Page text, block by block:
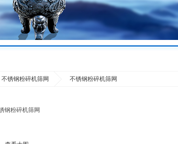
不锈钢粉碎机筛网 不锈钢粉碎机筛网
钢粉碎机筛网